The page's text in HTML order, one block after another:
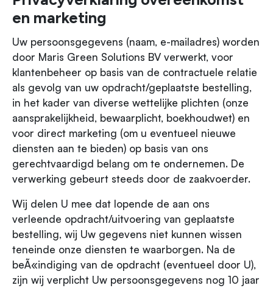
en marketing
Uw persoonsgegevens (naam, e-mailadres) worden
door Maris Green Solutions BV verwerkt, voor
klantenbeheer op basis van de contractuele relatie
als gevolg van uw opdracht/geplaatste bestelling,
in het kader van diverse wettelijke plichten (onze
aansprakelijkheid, bewaarplicht, boekhoudwet) en
voor direct marketing (om u eventueel nieuwe
diensten aan te bieden) op basis van ons
gerechtvaardigd belang om te ondernemen. De
verwerking gebeurt steeds door de zaakvoerder.
Wij delen U mee dat lopende de aan ons
verleende opdracht/uitvoering van geplaatste
bestelling, wij Uw gegevens niet kunnen wissen
teneinde onze diensten te waarborgen. Na de
beÃ«indiging van de opdracht (eventueel door U),
zijn wij verplicht Uw persoonsgegevens nog 10 jaar